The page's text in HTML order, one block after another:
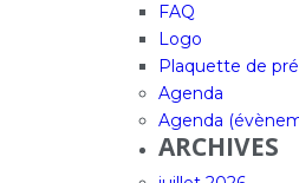
FAQ
Logo
Plaquette de
Agenda
Agenda
ARCHIVES